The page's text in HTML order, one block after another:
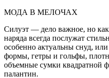
МОДА В МЕЛОЧАХ
Силуэт — дело важное, но
наряда всегда послужат
особенно актуальны снуд,
формы, гетры и гольфы,
объемные сумки квадратной
палантин.